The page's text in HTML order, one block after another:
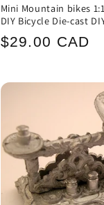
Mini Mountain bikes
DIY Bicycle Die-cast
Normaler
$29.00 CAD